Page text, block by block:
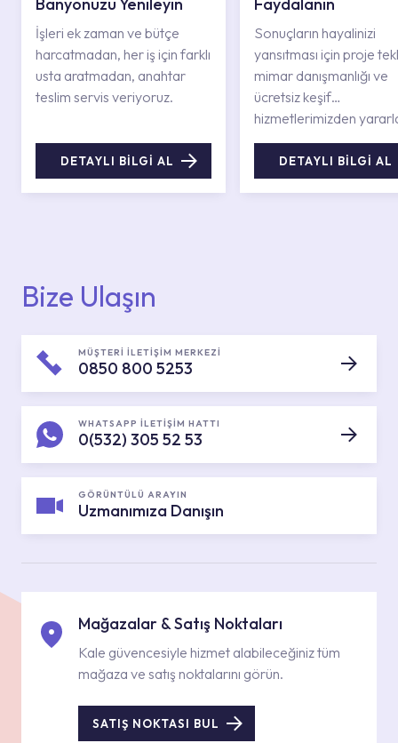
İşleri ek zaman ve bütçe
harcatmadan, her iş için farklı
usta aratmadan, anahtar
teslim servis veriyoruz.
DETAYLI BİLGİ AL
Sonuçların hayalinizi
yansıtması için proje
mimar danışmanlığı ve
ücretsiz keşif
hizmetlerimizden
DETAYLI BİLGİ AL
Bize Ulaşın
MÜŞTERİ İLETİŞİM MERKEZİ
0850 800 5253
WHATSAPP İLETİŞİM HATTI
0(532) 305 52 53
GÖRÜNTÜLÜ ARAYIN
Uzmanımıza Danışın
Mağazalar & Satış Noktaları
Kale güvencesiyle hizmet alabileceğiniz tüm
mağaza ve satış noktalarını görün.
SATIŞ NOKTASI BUL